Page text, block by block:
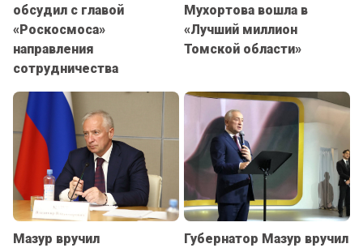
обсудил с главой
«Роскосмоса»
направления
сотрудничества
Мухортова вошла в
«Лучший миллион
Томской области»
Мазур вручил
Губернатор Мазур вручил